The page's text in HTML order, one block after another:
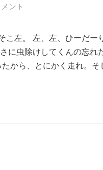
ント
こ左。 左、左、ひーだー
に虫除けしてくんの忘
たから、とにかく走れ。